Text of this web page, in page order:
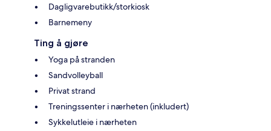
Dagligvarebutikk/storkiosk
Barnemeny
Ting å gjøre
Yoga på stranden
Sandvolleyball
Privat strand
Treningssenter i nærheten (inkludert)
Sykkelutleie i nærheten